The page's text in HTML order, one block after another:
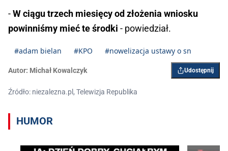
-W ciągu trzech miesięcy od złożenia wniosku
powinniśmy mieć te środki - powiedział.
#adam bielan #KPO #nowelizacja ustawy o sn
Autor: Michał Kowalczyk Udostępnij
Źródło: niezalezna.pl, Telewizja Republika
HUMOR